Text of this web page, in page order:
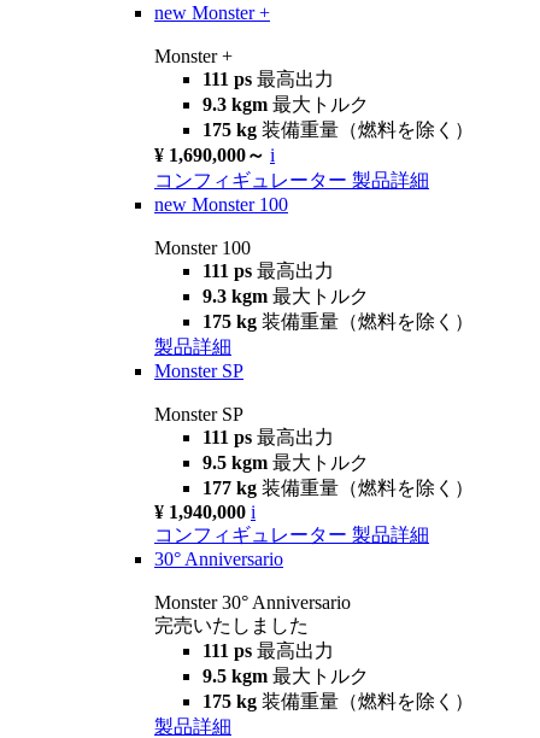
new Monster +
Monster +
111 ps 最高出力
9.3 kgm 最大トルク
175 kg 装備重量（燃料を除く）
¥ 1,690,000～ i
コンフィギュレーター 製品詳細
new Monster 100
Monster 100
111 ps 最高出力
9.3 kgm 最大トルク
175 kg 装備重量（燃料を除く）
製品詳細
Monster SP
Monster SP
111 ps 最高出力
9.5 kgm 最大トルク
177 kg 装備重量（燃料を除く）
¥ 1,940,000 i
コンフィギュレーター 製品詳細
30° Anniversario
Monster 30° Anniversario
完売いたしました
111 ps 最高出力
9.5 kgm 最大トルク
175 kg 装備重量（燃料を除く）
製品詳細